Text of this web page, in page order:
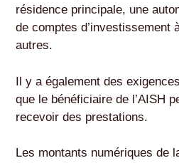
résidence principale, une
de comptes d’investissement
autres.
Il y a également des
que le bénéficiaire de l’AISH
recevoir des prestations.
Les montants numériques de